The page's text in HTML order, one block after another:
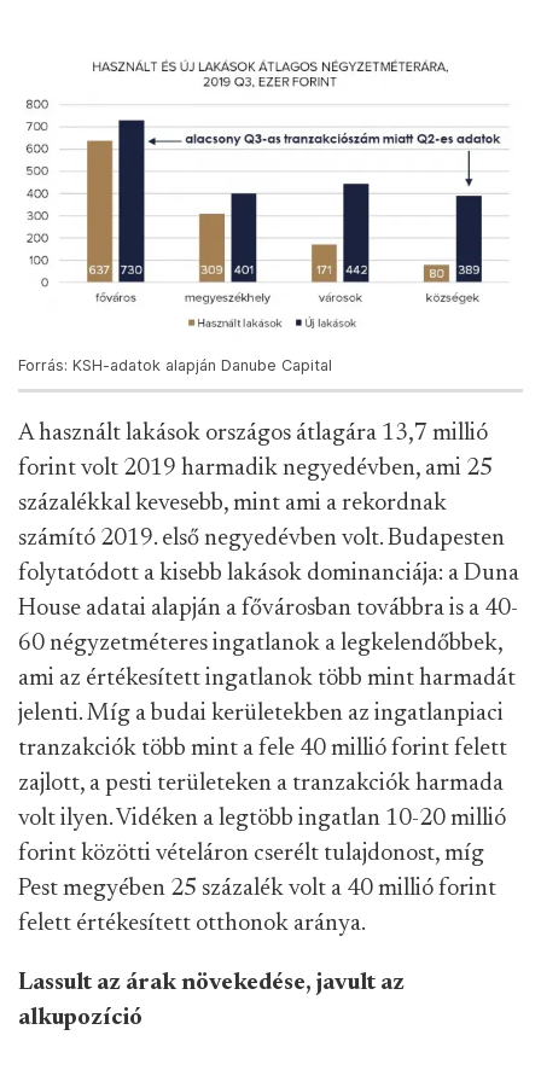
Forrás: KSH-adatok alapján Danube Capital
A használt lakások országos átlagára 13,7 millió
forint volt 2019 harmadik negyedévben, ami 25
százalékkal kevesebb, mint ami a rekordnak
számító 2019. első negyedévben volt. Budapesten
folytatódott a kisebb lakások dominanciája: a Duna
House adatai alapján a fővárosban továbbra is a 40-
60 négyzetméteres ingatlanok a legkelendőbbek,
ami az értékesített ingatlanok több mint harmadát
jelenti. Míg a budai kerületekben az ingatlanpiaci
tranzakciók több mint a fele 40 millió forint felett
zajlott, a pesti területeken a tranzakciók harmada
volt ilyen. Vidéken a legtöbb ingatlan 10-20 millió
forint közötti vételáron cserélt tulajdonost, míg
Pest megyében 25 százalék volt a 40 millió forint
felett értékesített otthonok aránya.
Lassult az árak növekedése, javult az
alkupozíció